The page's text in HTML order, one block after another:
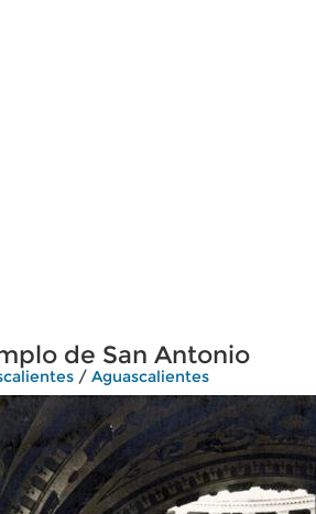
de San Antonio
/ Aguascalientes